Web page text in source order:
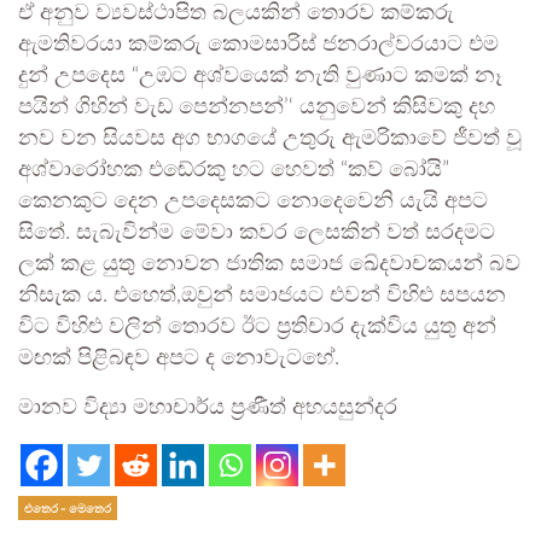
ඒ අනුව ව්‍යවස්ථාපිත බලයකින් තොරව කම්කරු
ඇමතිවරයා කම්කරු කොමසාරිස් ජනරාල්වරයාට එම
දුන් උපදෙස “උඹට අශ්වයෙක් නැති වුණාට කමක් නෑ
පයින් ගිහින් වැඩ පෙන්නපන්’‘ යනුවෙන් කිසිවකු දහ
නව වන සියවස අග භාගයේ උතුරු ඇමරිකාවේ ජීවත් වූ
අශ්වාරෝහක එඬේරකු හට හෙවත් “කව් බෝයි”
කෙනකුට දෙන උපදෙසකට නොදෙවෙනි යැයි අපට
සිතේ. සැබැවින්ම මේවා කවර ලෙසකින් වත් සරදමට
ලක් කළ යුතු නොවන ජාතික සමාජ ඛේදවාචකයන් බව
නිසැක ය. එහෙත්,ඔවුන් සමාජයට එවන් විහිළු සපයන
විට විහිළු වලින් තොරව ඊට ප්‍රතිචාර දැක්විය යුතු අන්
මඟක් පිළිබඳව අපට ද නොවැටහේ.
මානව විද්‍යා මහාචාර්ය ප්‍රණීත් අභයසුන්දර
එතෙර - මෙතෙර